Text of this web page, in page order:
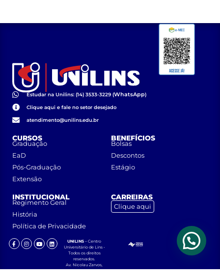
Estudar na Unilins: (14) 3533-3229 (WhatsApp)
Clique aqui e fale no setor desejado
atendimento@unilins.edu.br
CURSOS
Graduação
EaD
Pós-Graduação
Extensão
BENEFÍCIOS
Bolsas
Descontos
Estágio
INSTITUCIONAL
Regimento Geral
História
Política de Privacidade
CARREIRAS
Clique aqui
UNILINS – Centro
Universitário de Lins •
Todos os direitos
reservados.
Av. Nicolau Zarvos,
1925 – Jardim